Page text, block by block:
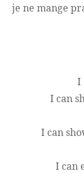
je ne mange
I
I can
I can
I can